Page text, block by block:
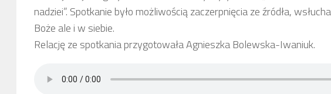
nadziei”. Spotkanie było możliwością zaczerpnięcia ze źródła,
Boże ale i w siebie.
Relację ze spotkania przygotowała Agnieszka Bolewska-Iwaniuk.